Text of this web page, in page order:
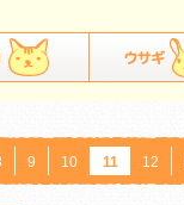
9 10 11 12